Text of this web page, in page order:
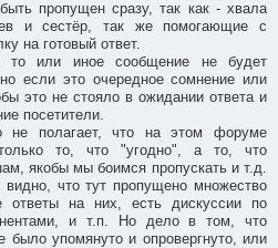
пропущен сразу, так как - хвала
и сестёр, так же помогающие с
на готовый ответ.
или иное сообщение не будет
если это очередное сомнение или
это не стояло в ожидании ответа и
посетители.
не полагает, что на этом форуме
то, что "угодно", а то, что
якобы мы боимся пропускать и т.д.
что тут пропущено множество
ответы на них, есть дискуссии по
и т.п. Но дело в том, что
было упомянуто и опровергнуто, или